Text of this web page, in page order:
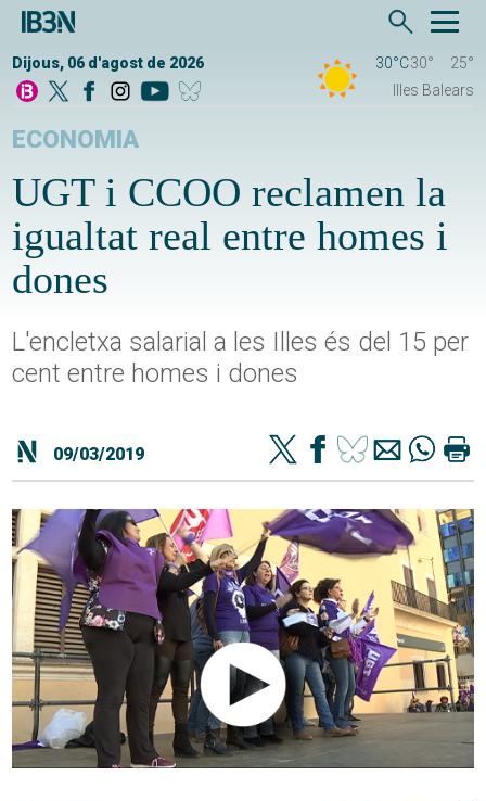
Dijous, 06 d'agost de 2026 30°C30°
25°
Illes Balears
ECONOMIA
UGT i CCOO reclamen la
igualtat real entre homes i
dones
L'encletxa salarial a les Illes és del 15 per
cent entre homes i dones
09/03/2019